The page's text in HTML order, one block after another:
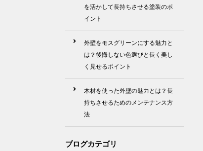
を活かして長持ちさせる塗装のポ
イント
外壁をモスグリーンにする魅力と
は？後悔しない色選びと長く美し
く見せるポイント
木材を使った外壁の魅力とは？長
持ちさせるためのメンテナンス方
法
ブログカテゴリ